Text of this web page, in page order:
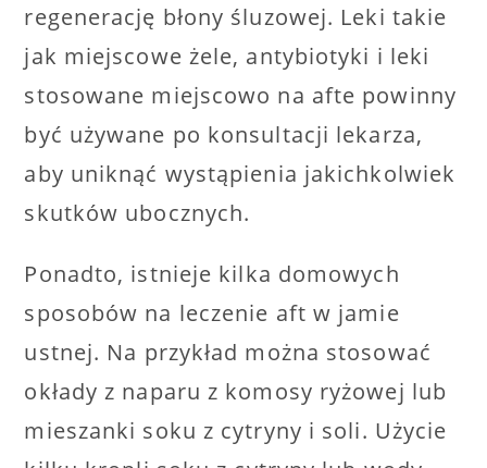
regenerację błony śluzowej. Leki takie
jak miejscowe żele, antybiotyki i leki
stosowane miejscowo na afte powinny
być używane po konsultacji lekarza,
aby uniknąć wystąpienia jakichkolwiek
skutków ubocznych.
Ponadto, istnieje kilka domowych
sposobów na leczenie aft w jamie
ustnej. Na przykład można stosować
okłady z naparu z komosy ryżowej lub
mieszanki soku z cytryny i soli. Użycie